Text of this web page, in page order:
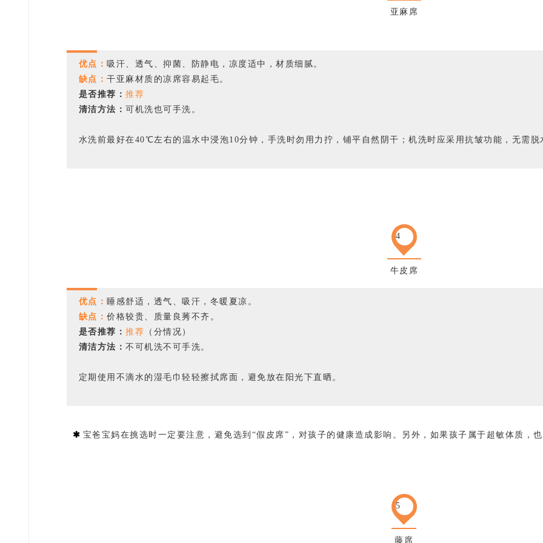
亚麻席
优点：吸汗、透气、抑菌、防静电，凉度适中，材质细腻。
缺点：干亚麻材质的凉席容易起毛。
是否推荐：推荐
清洁方法：可机洗也可手洗。
水洗前最好在40℃左右的温水中浸泡10分钟，手洗时勿用力拧，铺平自然阴干；机洗时应采用抗皱功能，无需脱
4
牛皮席
优点： 睡感舒适，透气、吸汗，冬暖夏凉。
缺点：价格较贵、质量良莠不齐。
是否推荐：推荐 （分情况）
清洁方法：不可机洗不可手洗。
定期使用不滴水的湿毛巾轻轻擦拭席面，避免放在阳光下直晒。
✱ 宝爸宝妈在挑选时一定要注意，避免选到“假皮席”，对孩子的健康造成影响。另外，如果孩子属于超敏体质，
5
藤席